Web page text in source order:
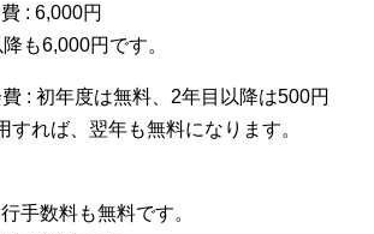
: 6,000円
も6,000円です。
: 初年度は無料、2年目以降は500円
れば、翌年も無料になります。
手数料も無料です。